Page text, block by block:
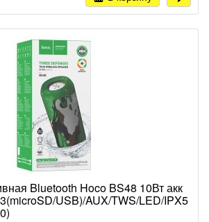
Bluetooth Hoco BS48 10Вт акк
USB)/AUX/TWS/LED/IPX5